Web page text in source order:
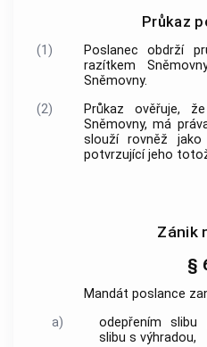
Průkaz
(1)
Poslanec obdrží
razítkem
Sněmovny.
(2)
Průkaz ověřuje,
Sněmovny, má
slouží rovněž
potvrzující jeho
Zánik
§
Mandát poslance
a)
odepřením slibu
slibu s výhradou,